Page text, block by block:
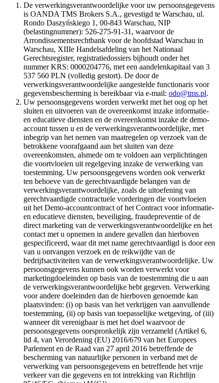
De verwerkingsverantwoordelijke voor uw persoonsgegevens
is OANDA TMS Brokers S.A., gevestigd te Warschau, ul.
Rondo Daszyńskiego 1, 00-843 Warschau, NIP
(belastingnummer): 526-275-91-31, waarvoor de
Arrondissementsrechtbank voor de hoofdstad Warschau in
Warschau, XIIIe Handelsafdeling van het Nationaal
Gerechtsregister, registratiedossiers bijhoudt onder het
nummer KRS: 0000204776, met een aandelenkapitaal van 3
537 560 PLN (volledig gestort). De door de
verwerkingsverantwoordelijke aangestelde functionaris voor
gegevensbescherming is bereikbaar via e-mail: odo@tms.pl.
Uw persoonsgegevens worden verwerkt met het oog op het
sluiten en uitvoeren van de overeenkomst inzake informatie-
en educatieve diensten en de overeenkomst inzake de demo-
account tussen u en de verwerkingsverantwoordelijke, met
inbegrip van het nemen van maatregelen op verzoek van de
betrokkene voorafgaand aan het sluiten van deze
overeenkomsten, alsmede om te voldoen aan verplichtingen
die voortvloeien uit regelgeving inzake de verwerking van
toestemming. Uw persoonsgegevens worden ook verwerkt
ten behoeve van de gerechtvaardigde belangen van de
verwerkingsverantwoordelijke, zoals de uitoefening van
gerechtvaardigde contractuele vorderingen die voortvloeien
uit het Demo-accountcontract of het Contract voor informatie-
en educatieve diensten, beveiliging, fraudepreventie of de
direct marketing van de verwerkingsverantwoordelijke en het
contact met u opnemen in andere gevallen dan hierboven
gespecificeerd, waar dit met name gerechtvaardigd is door een
van u ontvangen verzoek en de reikwijdte van de
bedrijfsactiviteiten van de verwerkingsverantwoordelijke. Uw
persoonsgegevens kunnen ook worden verwerkt voor
marketingdoeleinden op basis van de toestemming die u aan
de verwerkingsverantwoordelijke hebt gegeven. Verwerking
voor andere doeleinden dan de hierboven genoemde kan
plaatsvinden: (i) op basis van het verkrijgen van aanvullende
toestemming, (ii) op basis van toepasselijke wetgeving, of (iii)
wanneer dit verenigbaar is met het doel waarvoor de
persoonsgegevens oorspronkelijk zijn verzameld (Artikel 6,
lid 4, van Verordening (EU) 2016/679 van het Europees
Parlement en de Raad van 27 april 2016 betreffende de
bescherming van natuurlijke personen in verband met de
verwerking van persoonsgegevens en betreffende het vrije
verkeer van die gegevens en tot intrekking van Richtlijn